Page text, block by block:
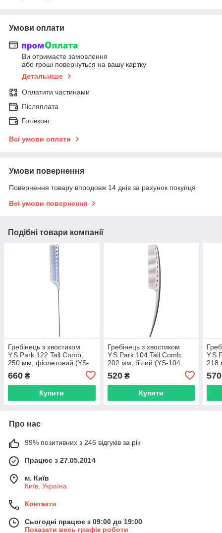
Умови оплати
Ви отримаєте замовлення
або гроші повернуться на вашу картку
Детальніше
Оплатити частинами
Післяплата
Готівкою
Всі умови оплати
Умови повернення
Повернення товару впродовж 14 днів за рахунок покупця
Всі умови повернення
Подібні товари компанії
Гребінець з хвостиком
Y.S.Park 122 Tail Comb,
250 мм, фіолетовий (YS-
660 ₴
Купити
Гребінець з хвостиком
Y.S.Park 104 Tail Comb,
202 мм, білий (YS-104
520₴
Купити
218
570
Про нас
99% позитивних з 246 відгуків за рік
Працює з 27.05.2014
м. Київ
Київ, Україна
Контакти
Сьогодні працює з 09:00 до 19:00
Показати весь графік роботи